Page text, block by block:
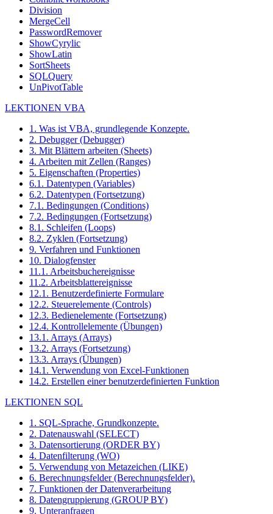
Division
MergeCell
PasswordRemover
ShowCyrylic
ShowLatin
SortSheets
SQLQuery
UnPivotTable
LEKTIONEN VBA
1. Was ist VBA, grundlegende Konzepte.
2. Debugger (Debugger)
3. Mit Blättern arbeiten (Sheets)
4. Arbeiten mit Zellen (Ranges)
5. Eigenschaften (Properties)
6.1. Datentypen (Variables)
6.2. Datentypen (Fortsetzung)
7.1. Bedingungen (Conditions)
7.2. Bedingungen (Fortsetzung)
8.1. Schleifen (Loops)
8.2. Zyklen (Fortsetzung)
9. Verfahren und Funktionen
10. Dialogfenster
11.1. Arbeitsbuchereignisse
11.2. Arbeitsblattereignisse
12.1. Benutzerdefinierte Formulare
12.2. Steuerelemente (Controls)
12.3. Bedienelemente (Fortsetzung)
12.4. Kontrollelemente (Übungen)
13.1. Arrays (Arrays)
13.2. Arrays (Fortsetzung)
13.3. Arrays (Übungen)
14.1. Verwendung von Excel-Funktionen
14.2. Erstellen einer benutzerdefinierten Funktion
LEKTIONEN SQL
1. SQL-Sprache, Grundkonzepte.
2. Datenauswahl (SELECT)
3. Datensortierung (ORDER BY)
4. Datenfilterung (WO)
5. Verwendung von Metazeichen (LIKE)
6. Berechnungsfelder (Berechnungsfelder).
7. Funktionen der Datenverarbeitung
8. Datengruppierung (GROUP BY)
9. Unteranfragen